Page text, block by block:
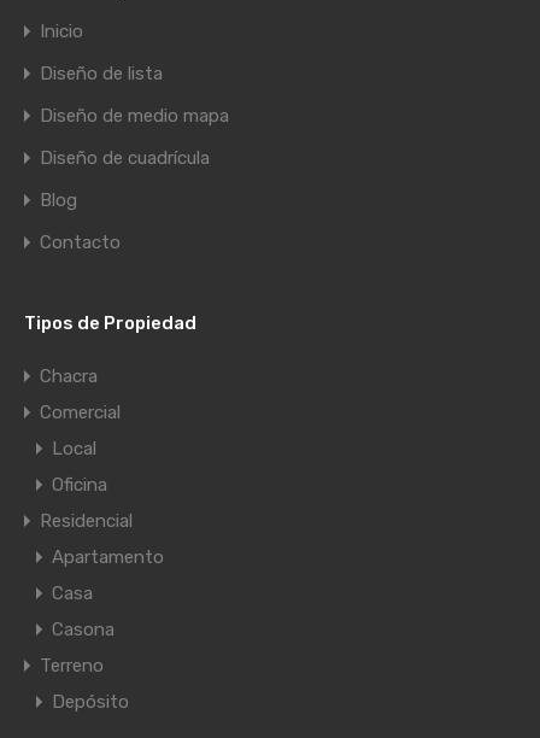
Inicio
Diseño de lista
Diseño de medio mapa
Diseño de cuadrícula
Blog
Contacto
Tipos de Propiedad
Chacra
Comercial
Local
Oficina
Residencial
Apartamento
Casa
Casona
Terreno
Depósito